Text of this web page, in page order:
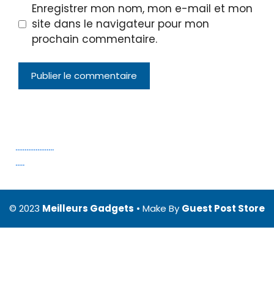
Enregistrer mon nom, mon e-mail et mon
site dans le navigateur pour mon
prochain commentaire.
.....................
.....
© 2023 Meilleurs Gadgets • Make By Guest Post Store